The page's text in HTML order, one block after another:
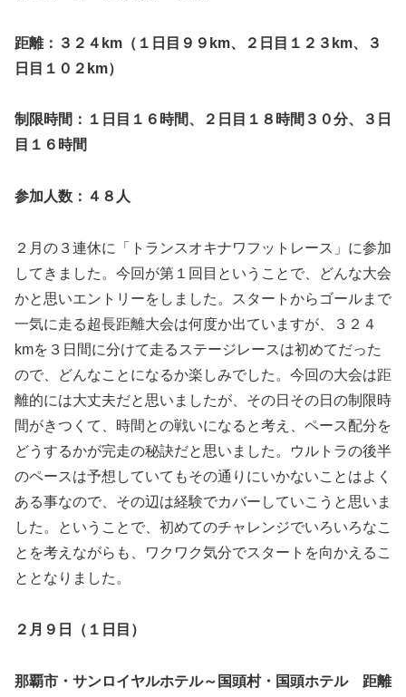
距離：３２４km（１日目９９km、２日目１２３km、３
日目１０２km）
制限時間：１日目１６時間、２日目１８時間３０分、３日
目１６時間
参加人数：４８人
２月の３連休に「トランスオキナワフットレース」に参加
してきました。今回が第１回目ということで、どんな大会
かと思いエントリーをしました。スタートからゴールまで
一気に走る超長距離大会は何度か出ていますが、３２４
kmを３日間に分けて走るステージレースは初めてだった
ので、どんなことになるか楽しみでした。今回の大会は距
離的には大丈夫だと思いましたが、その日その日の制限時
間がきつくて、時間との戦いになると考え、ペース配分を
どうするかが完走の秘訣だと思いました。ウルトラの後半
のペースは予想していてもその通りにいかないことはよく
ある事なので、その辺は経験でカバーしていこうと思いま
した。ということで、初めてのチャレンジでいろいろなこ
とを考えながらも、ワクワク気分でスタートを向かえるこ
ととなりました。
２月９日（１日目）
那覇市・サンロイヤルホテル～国頭村・国頭ホテル 距離